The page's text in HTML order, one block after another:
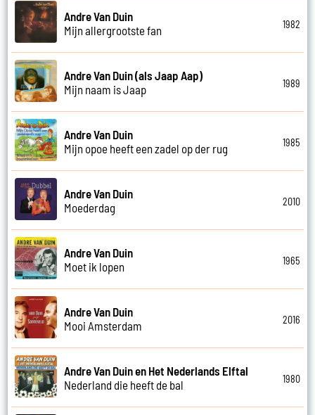
Andre Van Duin
Mijn allergrootste fan
1982
Andre Van Duin (als Jaap Aap)
Mijn naam is Jaap
1989
Andre Van Duin
Mijn opoe heeft een zadel op der rug
1985
Andre Van Duin
Moederdag
2010
Andre Van Duin
Moet ik lopen
1965
Andre Van Duin
Mooi Amsterdam
2016
Andre Van Duin en Het Nederlands Elftal
Nederland die heeft de bal
1980